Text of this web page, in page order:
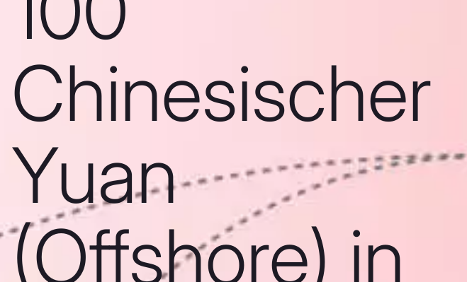
Chinesischer
Yuan
(Offshore) in